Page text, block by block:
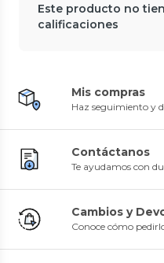
Este producto no
calificaciones
Mis compras
Haz seguimiento y
Contáctanos
Te ayudamos con
Cambios y
Conoce cómo